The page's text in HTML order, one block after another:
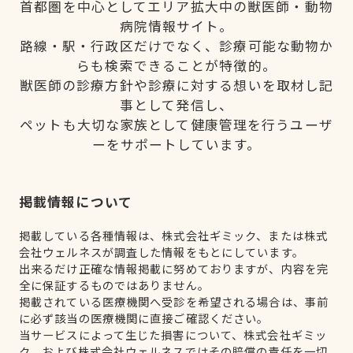
首都圏を中心としてエリア拡大中の獣医師・動物
病院情報サイト。
路線・駅・行政区だけでなく、診療可能な動物か
らも検索できることが特徴的。
獣医師の診療方針や診療に対する想いを取材し記
事として発信し、
ペットも大切な家族として健康管理を行うユーザ
ーをサポートしています。
掲載情報について
掲載している各種情報は、株式会社ギミック、または株式
会社ウェルネスが調査した情報をもとにしています。
出来るだけ正確な情報掲載に努めておりますが、内容を完
全に保証するものではありません。
掲載されている医療機関へ受診を希望される場合は、事前
に必ず該当の医療機関に直接ご確認ください。
当サービスによって生じた損害について、株式会社ギミッ